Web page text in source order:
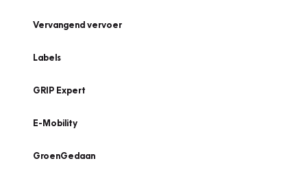
Vervangend vervoer
Labels
GRIP Expert
E-Mobility
GroenGedaan